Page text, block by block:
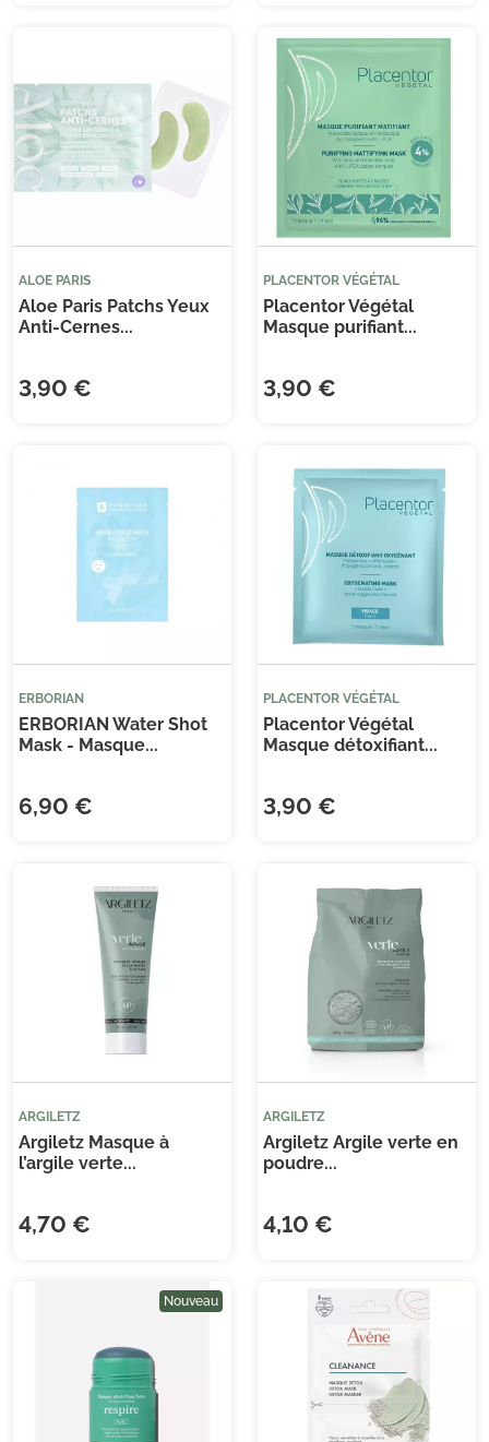
ALOE PARIS
Aloe Paris Patchs Yeux
Anti-Cernes...
3,90 €
PLACENTOR VÉGÉTAL
Placentor Végétal
Masque purifiant...
3,90 €
ERBORIAN
ERBORIAN Water Shot
Mask - Masque...
6,90 €
PLACENTOR VÉGÉTAL
Placentor Végétal
Masque détoxifiant...
3,90 €
ARGILETZ
Argiletz Masque à
l’argile verte...
4,70 €
ARGILETZ
Argiletz Argile verte en
poudre...
4,10 €
Nouveau